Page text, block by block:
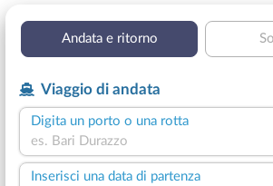
Andata e ritorno
Viaggio di andata
Digita un porto o una rotta
Inserisci una data di partenza